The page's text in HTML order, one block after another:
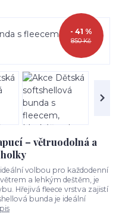
850 Kč
- 41 %
– větruodolná a
volbou pro každodenní
a lehkým deštěm, je
Hřejivá fleece vrstva zajistí
bunda je ideální